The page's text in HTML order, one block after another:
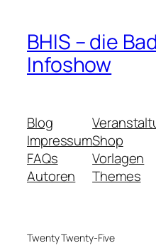
BHIS – die
Infoshow
Blog
Impressum
FAQs
Autoren
Shop
Vorlagen
Themes
Twenty Twenty-Five